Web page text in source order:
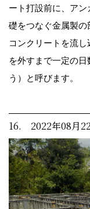
ート打設前に、ア
礎をつなぐ金属製
コンクリートを流
を外すまで一定の
う）と呼びます。
16. 2022年08月